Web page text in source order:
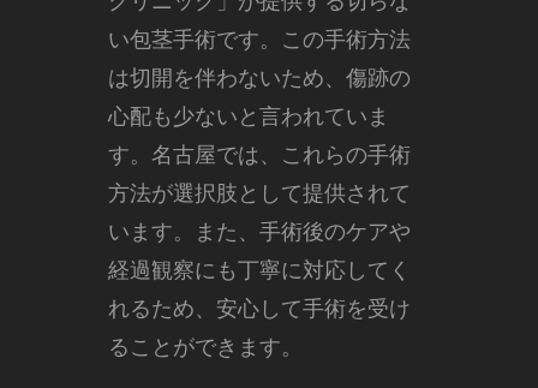
い包茎手術です。この手術方法
は切開を伴わないため、傷跡の
心配も少ないと言われていま
す。名古屋では、これらの手術
方法が選択肢として提供されて
います。また、手術後のケアや
経過観察にも丁寧に対応してく
れるため、安心して手術を受け
ることができます。